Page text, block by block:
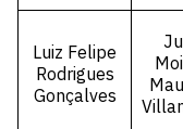
Luiz Felipe
Rodrigues
Gonçalves